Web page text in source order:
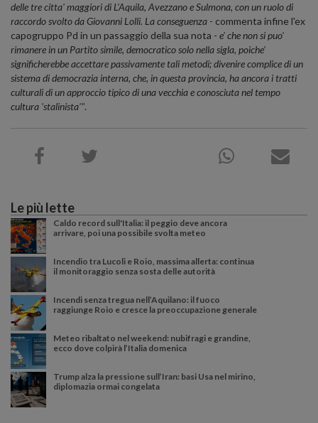
delle tre citta' maggiori di L'Aquila, Avezzano e Sulmona, con un ruolo di
raccordo svolto da Giovanni Lolli. La conseguenza - commenta infine l'ex
capogruppo Pd in un passaggio della sua nota - e' che non si puo'
rimanere in un Partito simile, democratico solo nella sigla, poiche'
significherebbe accettare passivamente tali metodi; divenire complice di un
sistema di democrazia interna, che, in questa provincia, ha ancora i tratti
culturali di un approccio tipico di una vecchia e conosciuta nel tempo
cultura 'stalinista'".
Le più lette
Caldo record sull'Italia: il peggio deve ancora
arrivare, poi una possibile svolta meteo
Incendio tra Lucoli e Roio, massima allerta: continua
il monitoraggio senza sosta delle autorità
Incendi senza tregua nell’Aquilano: il fuoco
raggiunge Roio e cresce la preoccupazione generale
Meteo ribaltato nel weekend: nubifragi e grandine,
ecco dove colpirà l’Italia domenica
Trump alza la pressione sull’Iran: basi Usa nel mirino,
diplomazia ormai congelata